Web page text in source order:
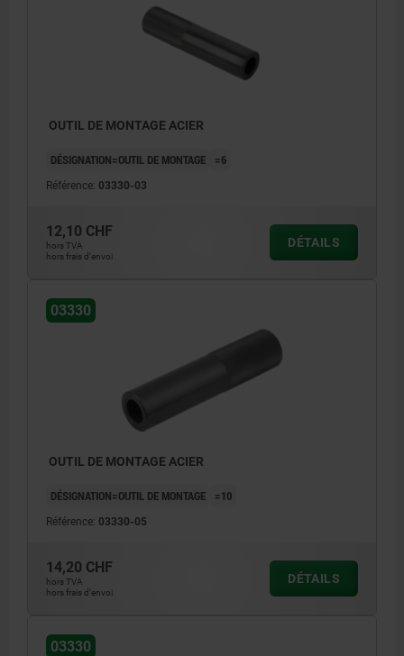
1) Outil de montage
OUTIL DE MONTAGE ACIER
DÉSIGNATION=OUTIL DE MONTAGE =6
Référence: 03330-03
12,10 CHF
hors TVA
hors frais d’envoi
DÉTAILS
03330
OUTIL DE MONTAGE ACIER
DÉSIGNATION=OUTIL DE MONTAGE =10
Référence: 03330-05
14,20 CHF
hors TVA
hors frais d’envoi
DÉTAILS
03330